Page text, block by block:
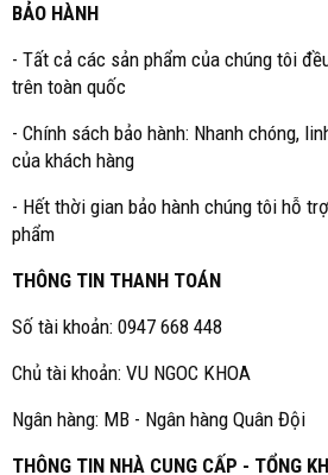
BẢO HÀNH
- Tất cả các sản phẩm của chúng tôi
trên toàn quốc
- Chính sách bảo hành: Nhanh chóng,
của khách hàng
- Hết thời gian bảo hành chúng tôi hỗ
phẩm
THÔNG TIN THANH TOÁN
Số tài khoản: 0947 668 448
Chủ tài khoản: VU NGOC KHOA
Ngân hàng: MB - Ngân hàng Quân Đội
THÔNG TIN NHÀ CUNG CẤP - TỔNG